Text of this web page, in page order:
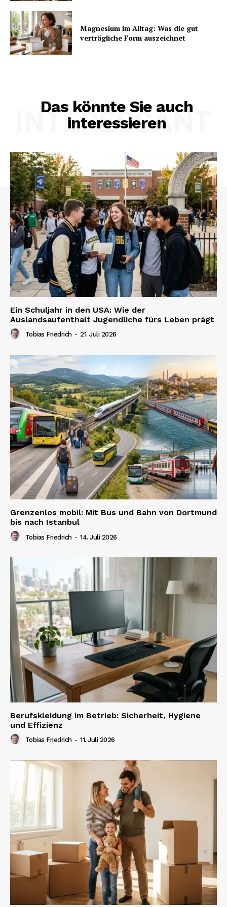
Magnesium im Alltag: Was die gut
verträgliche Form auszeichnet
Das könnte Sie auch
interessieren
INTERESSANT
Ein Schuljahr in den USA: Wie der
Auslandsaufenthalt Jugendliche fürs Leben prägt
Tobias Friedrich - 21. Juli 2026
Grenzenlos mobil: Mit Bus und Bahn von Dortmund
bis nach Istanbul
Tobias Friedrich - 14. Juli 2026
Berufskleidung im Betrieb: Sicherheit, Hygiene
und Effizienz
Tobias Friedrich - 11. Juli 2026